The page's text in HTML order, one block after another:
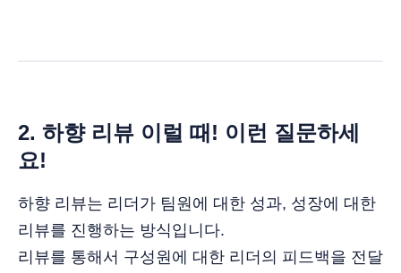
2. 하향 리뷰 이럴 때! 이런 질문하세
요!
하향 리뷰는 리더가 팀원에 대한 성과, 성장에 대한
리뷰를 진행하는 방식입니다.
리뷰를 통해서 구성원에 대한 리더의 피드백을 전달